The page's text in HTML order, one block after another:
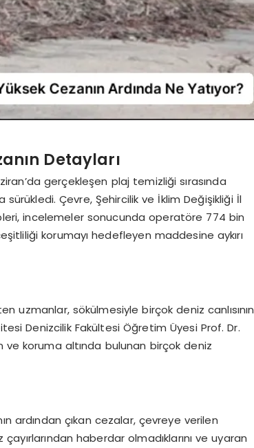
Detayları
gerçekleşen plaj temizliği sırasında
Çevre, Şehircilik ve İklim Değişikliği İl
incelemeler sonucunda operatöre 774 bin
korumayı hedefleyen maddesine aykırı
uzmanlar, sökülmesiyle birçok deniz canlısının
Denizcilik Fakültesi Öğretim Üyesi Prof. Dr.
ve koruma altında bulunan birçok deniz
ardından çıkan cezalar, çevreye verilen
haberdar olmadıklarını ve uyaran